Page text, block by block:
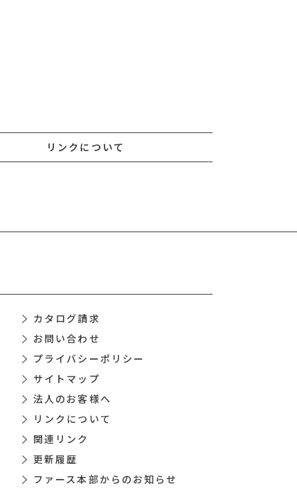
リンクについて
カタログ請求
お問い合わせ
プライバシーポリシー
サイトマップ
法人のお客様へ
リンクについて
関連リンク
更新履歴
ファース本部からのお知らせ